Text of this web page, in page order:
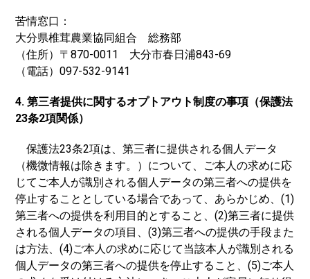
苦情窓口：
大分県椎茸農業協同組合 総務部
（住所）〒870-0011 大分市春日浦843-69
（電話）097-532-9141
4. 第三者提供に関するオプトアウト制度の事項（保護法
23条2項関係）
保護法23条2項は、第三者に提供される個人データ
（機微情報は除きます。）について、ご本人の求めに応
じてご本人が識別される個人データの第三者への提供を
停止することとしている場合であって、あらかじめ、(1)
第三者への提供を利用目的とすること、(2)第三者に提供
される個人データの項目、(3)第三者への提供の手段また
は方法、(4)ご本人の求めに応じて当該本人が識別される
個人データの第三者への提供を停止すること、(5)ご本人